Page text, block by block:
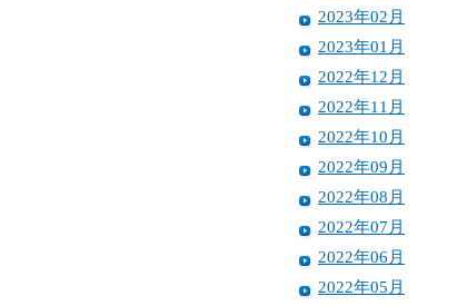
2023年02月
2023年01月
2022年12月
2022年11月
2022年10月
2022年09月
2022年08月
2022年07月
2022年06月
2022年05月